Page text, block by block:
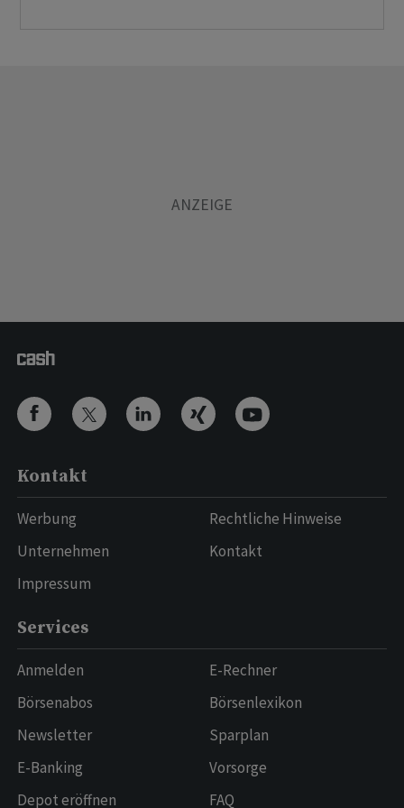
Kontakt
Werbung
Unternehmen
Impressum
Rechtliche Hinweise
Kontakt
Services
Anmelden
Börsenabos
Newsletter
E-Banking
Depot eröffnen
E-Rechner
Börsenlexikon
Sparplan
Vorsorge
FAQ